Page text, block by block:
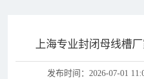
上海专业封闭母线槽
发布时间：2026-07-01